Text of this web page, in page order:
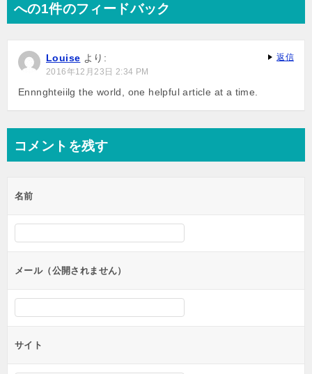
ー
ョ
ン
への1件のフィードバック
Louise より:
2016年12月23日 2:34 PM
Ennnghteiilg the world, one helpful article at a time.
返信
コメントを残す
名前
メール（公開されません）
サイト